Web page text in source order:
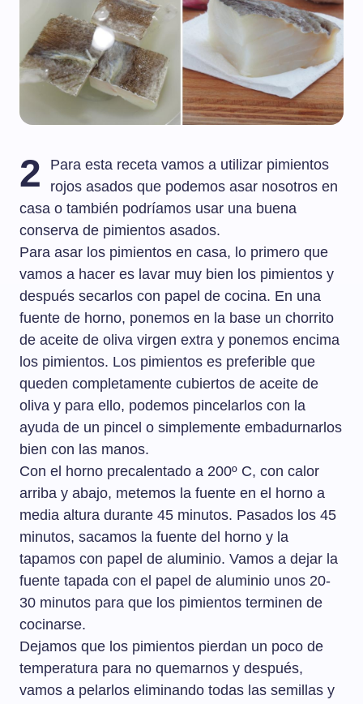
2
Para esta receta vamos a utilizar pimientos
rojos asados que podemos asar nosotros en
casa o también podríamos usar una buena
conserva de pimientos asados.
Para asar los pimientos en casa, lo primero que
vamos a hacer es lavar muy bien los pimientos y
después secarlos con papel de cocina. En una
fuente de horno, ponemos en la base un chorrito
de aceite de oliva virgen extra y ponemos encima
los pimientos. Los pimientos es preferible que
queden completamente cubiertos de aceite de
oliva y para ello, podemos pincelarlos con la
ayuda de un pincel o simplemente embadurnarlos
bien con las manos.
Con el horno precalentado a 200º C, con calor
arriba y abajo, metemos la fuente en el horno a
media altura durante 45 minutos. Pasados los 45
minutos, sacamos la fuente del horno y la
tapamos con papel de aluminio. Vamos a dejar la
fuente tapada con el papel de aluminio unos 20-
30 minutos para que los pimientos terminen de
cocinarse.
Dejamos que los pimientos pierdan un poco de
temperatura para no quemarnos y después,
vamos a pelarlos eliminando todas las semillas y